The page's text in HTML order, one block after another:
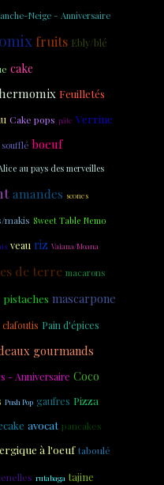
Neige - Anniversaire
fruits Ebly/blé
cake
Feuilletés
Cake pops pâte Verrine
soufflé boeuf
au pays des merveilles
amandes scones
makis Sweet Table Nemo
veau riz Vaiana/Moana
de terre macarons
pistaches mascarpone
clafoutis Pain d'épices
gourmands
- Anniversaire Coco
Push Pop gaufres Pizza
avocat pancakes
à l'oeuf taboulé
rutabaga tajine